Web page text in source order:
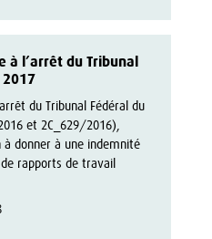
à l’arrêt du Tribunal
du Tribunal Fédéral du
et 2C_629/2016),
donner à une indemnité
rapports de travail